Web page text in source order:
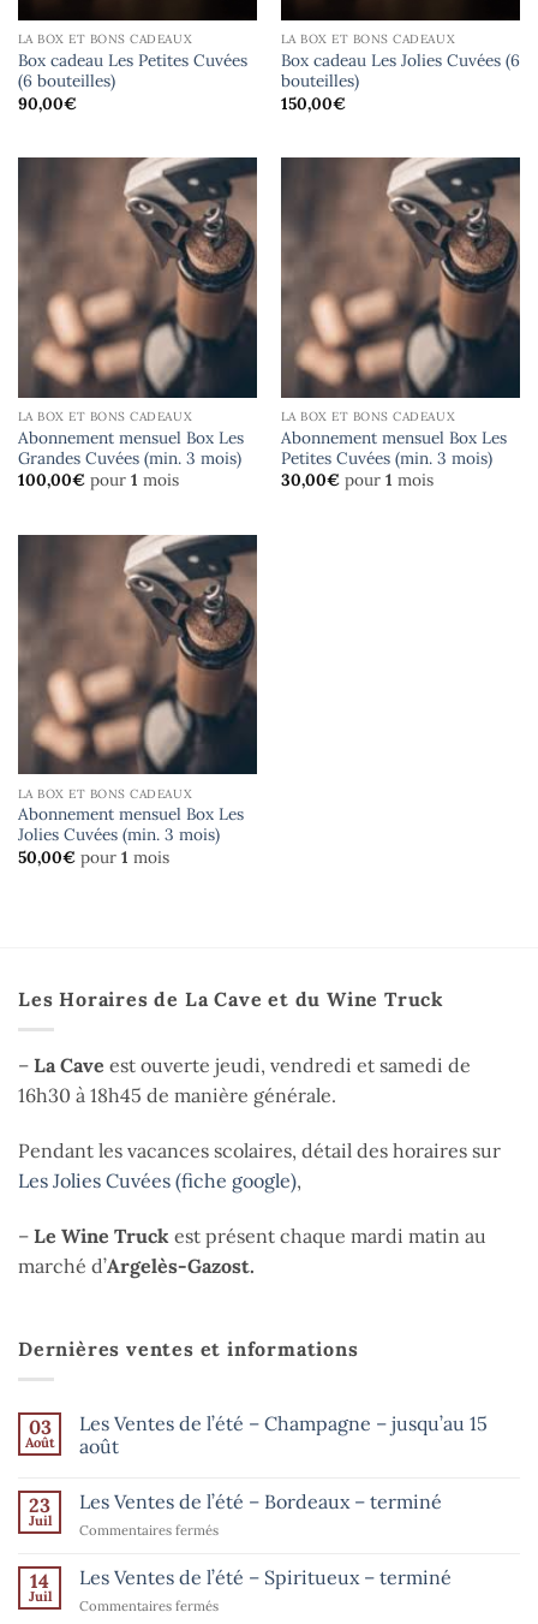
LA BOX ET BONS CADEAUX
Box cadeau Les Petites Cuvées
(6 bouteilles)
90,00€
LA BOX ET BONS CADEAUX
Box cadeau Les Jolies Cuvées (6
bouteilles)
150,00€
LA BOX ET BONS CADEAUX
Abonnement mensuel Box Les
Grandes Cuvées (min. 3 mois)
100,00€pour 1 mois
LA BOX ET BONS CADEAUX
Abonnement mensuel Box Les
Petites Cuvées (min. 3 mois)
30,00€pour 1 mois
LA BOX ET BONS CADEAUX
Abonnement mensuel Box Les
Jolies Cuvées (min. 3 mois)
50,00€pour 1 mois
Les Horaires de La Cave et du Wine Truck
– La Cave est ouverte jeudi, vendredi et samedi de
16h30 à 18h45 de manière générale.
Pendant les vacances scolaires, détail des horaires sur
Les Jolies Cuvées (fiche google),
– Le Wine Truck est présent chaque mardi matin au
marché d’Argelès-Gazost.
Dernières ventes et informations
03
Août
Les Ventes de l’été – Champagne – jusqu’au 15
août
sur
Ventes
–
–
23
Juil
Les Ventes de l’été – Bordeaux – terminé
Commentaires ferméssur
Ventes
de
l’été
14
Juil
Les Ventes de l’été – Spiritueux – terminé
Commentaires ferméssur